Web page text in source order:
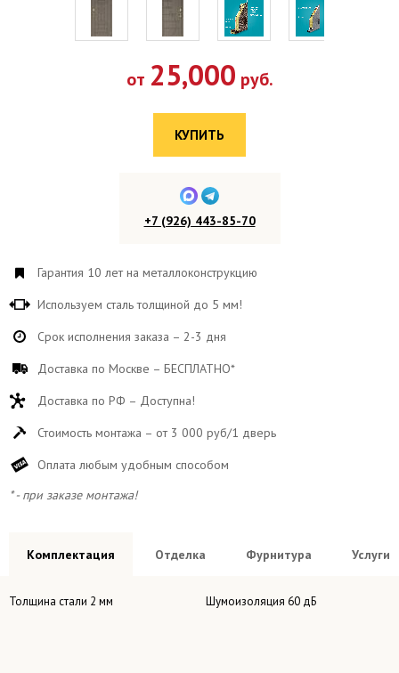
от 25,000 руб.
КУПИТЬ
+7 (926) 443-85-70
Гарантия 10 лет на металлоконструкцию
Используем сталь толщиной до 5 мм!
Срок исполнения заказа – 2-3 дня
Доставка по Москве – БЕСПЛАТНО*
Доставка по РФ – Доступна!
Стоимость монтажа – от 3 000 руб/1 дверь
Оплата любым удобным способом
* - при заказе монтажа!
Комплектация Отделка Фурнитура Услуги
Толщина стали 2 мм Шумоизоляция 60 дБ